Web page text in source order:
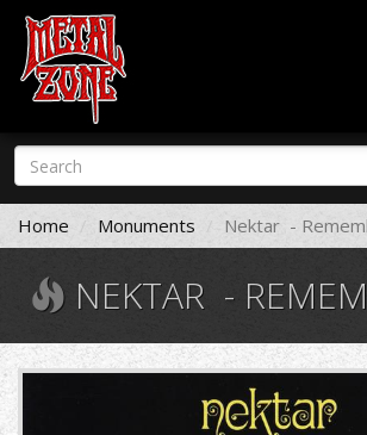
Skip
main
content
Search
form
Search
Home Monuments Nektar ‎ -
NEKTAR ‎ - REMEMBER
R-